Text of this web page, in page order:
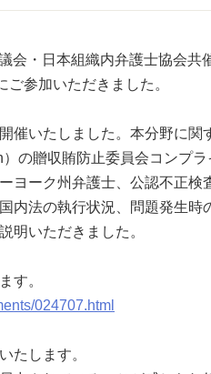
・日本組織内弁護士協会共
参加いただきました。
いたしました。本分野に関
の贈収賄防止委員会コンプ
ヨーク州弁護士、公認不正検
内法の執行状況、問題発生時
明いただきました。
す。
024707.html
たします。